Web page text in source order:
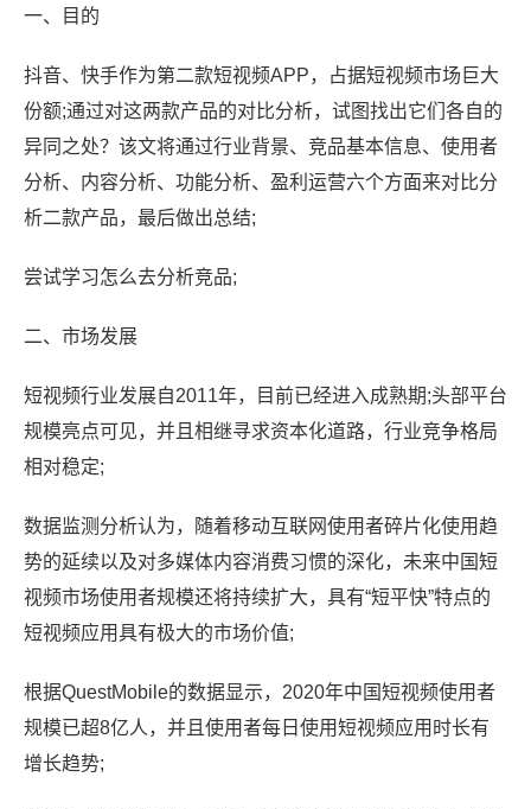
一、目的
抖音、快手作为第二款短视频APP，占据短视频市场巨大
份额;通过对这两款产品的对比分析，试图找出它们各自的
异同之处？该文将通过行业背景、竞品基本信息、使用者
分析、内容分析、功能分析、盈利运营六个方面来对比分
析二款产品，最后做出总结;
尝试学习怎么去分析竞品;
二、市场发展
短视频行业发展自2011年，目前已经进入成熟期;头部平台
规模亮点可见，并且相继寻求资本化道路，行业竞争格局
相对稳定;
数据监测分析认为，随着移动互联网使用者碎片化使用趋
势的延续以及对多媒体内容消费习惯的深化，未来中国短
视频市场使用者规模还将持续扩大，具有“短平快”特点的
短视频应用具有极大的市场价值;
根据QuestMobile的数据显示，2020年中国短视频使用者
规模已超8亿人，并且使用者每日使用短视频应用时长有
增长趋势;